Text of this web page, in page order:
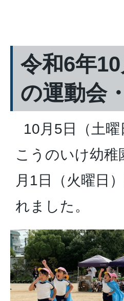
令和6年
の運動会
10月5日（土
こうのいけ幼
月1日（火曜日
れました。